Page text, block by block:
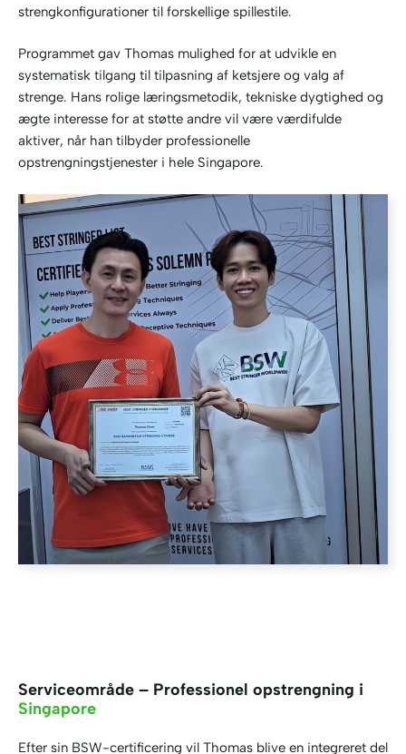
strengkonfigurationer til forskellige spillestile.
Programmet gav Thomas mulighed for at udvikle en
systematisk tilgang til tilpasning af ketsjere og valg af
strenge. Hans rolige læringsmetodik, tekniske dygtighed og
ægte interesse for at støtte andre vil være værdifulde
aktiver, når han tilbyder professionelle
opstrengningstjenester i hele Singapore.
Serviceområde – Professionel opstrengning i
Singapore
Efter sin BSW-certificering vil Thomas blive en integreret del